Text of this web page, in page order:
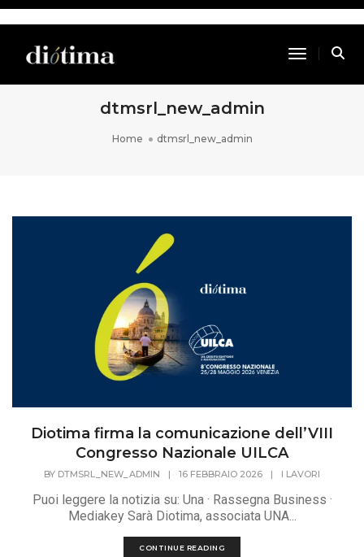
Toggle
dtmsrl_new_admin
Home dtmsrl_new_admin
Diotima firma la comunicazione dell’VIII
Congresso Nazionale UILCA
BY DTMSRL_NEW_ADMIN | 16 FEBBRAIO 2026 | I LAVORI
Puoi leggere la notizia su: Una · Rassegna Business ·
Mediakey Sarà Diotima, associata UNA...
CONTINUE READING